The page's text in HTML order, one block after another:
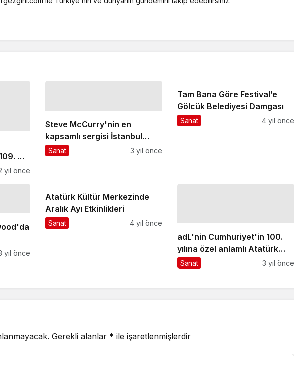
Yılı
yıl önce
Steve McCurry'nin en
kapsamlı sergisi İstanbul
Sinema Müzesi'nde
Sanat 3 yıl önce
Tam Bana Göre Festival’e
Gölcük Belediyesi Damgası
Sanat 4 yıl önce
yıl önce
Atatürk Kültür Merkezinde
Aralık Ayı Etkinlikleri
Sanat 4 yıl önce
adL'nin Cumhuriyet'in 100.
yılına özel anlamlı Atatürk
portresi 30 ekim'e kadar
Sanat 3 yıl önce
Gerekli alanlar * ile işaretlenmişlerdir